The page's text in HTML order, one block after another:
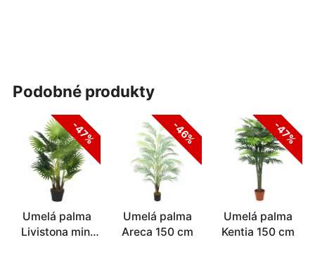
podobné produkty
-47%
Umelá palma
Livistona mini
-46%
Umelá palma
Areca 150 cm
-47%
Umelá palma
Kentia 150 cm